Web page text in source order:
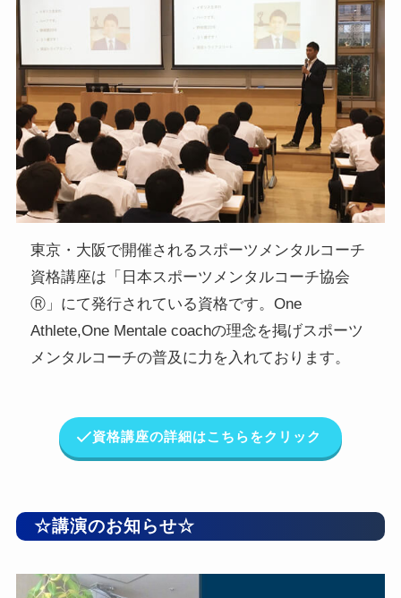
東京・大阪で開催されるスポーツメンタルコーチ
資格講座は「日本スポーツメンタルコーチ協会
Ⓡ」にて発行されている資格です。One
Athlete,One Mentale coachの理念を掲げスポーツ
メンタルコーチの普及に力を入れております。
資格講座の詳細はこちらをクリック
☆講演のお知らせ☆